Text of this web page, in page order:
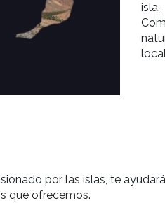
isla.
por las islas, te ayudará
que ofrecemos.